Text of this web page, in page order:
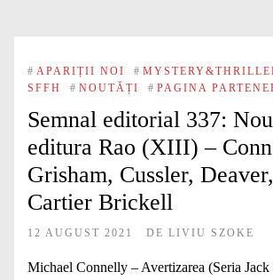
# APARIȚII NOI #
SFFH
# NOUTĂȚI # PAGINA
Semnal editorial 337:
editura Rao (XIII) –
Grisham, Cussler,
Cartier Brickell
12 AUGUST 2021 DE LIVIU SZOKE
Michael Connelly – Avertizarea (Seria